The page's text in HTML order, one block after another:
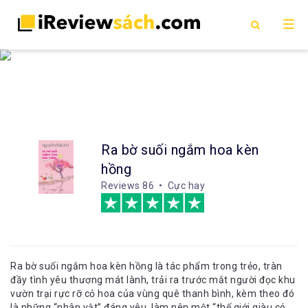
Ra bờ suối ngắm hoa kèn
hồng
Reviews 86 • Cực hay
Ra bờ suối ngắm hoa kèn hồng là tác phẩm trong trẻo, tràn
đầy tình yêu thương mát lành, trải ra trước mắt người đọc khu
vườn trại rực rỡ cỏ hoa của vùng quê thanh bình, kèm theo đó